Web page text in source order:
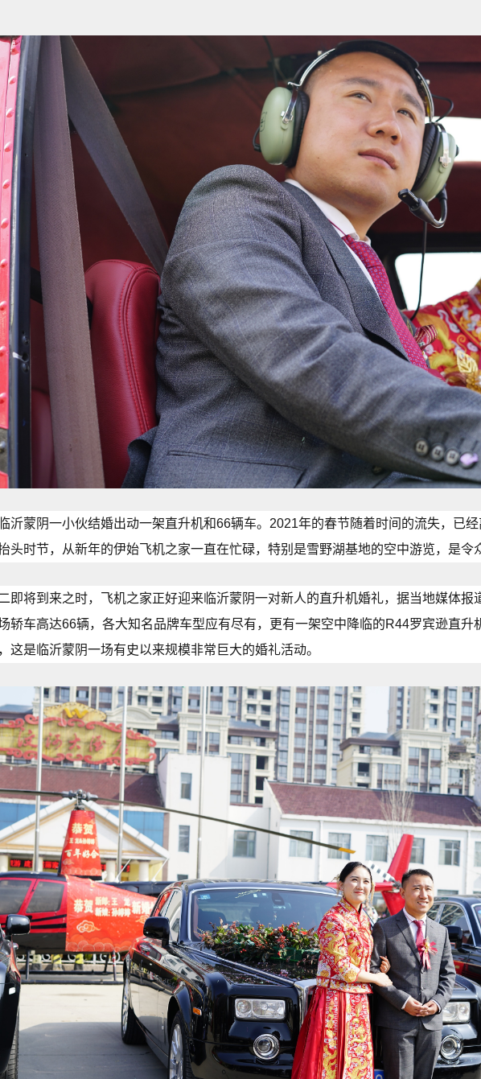
沂蒙阴一小伙结婚出动一架直升机和66辆车。2021年的春节随着时间的流失，已
头时节，从新年的伊始飞机之家一直在忙碌，特别是雪野湖基地的空中游览，是令
即将到来之时，飞机之家正好迎来临沂蒙阴一对新人的直升机婚礼，据当地媒体报
轿车高达66辆，各大知名品牌车型应有尽有，更有一架空中降临的R44罗宾逊直升
这是临沂蒙阴一场有史以来规模非常巨大的婚礼活动。